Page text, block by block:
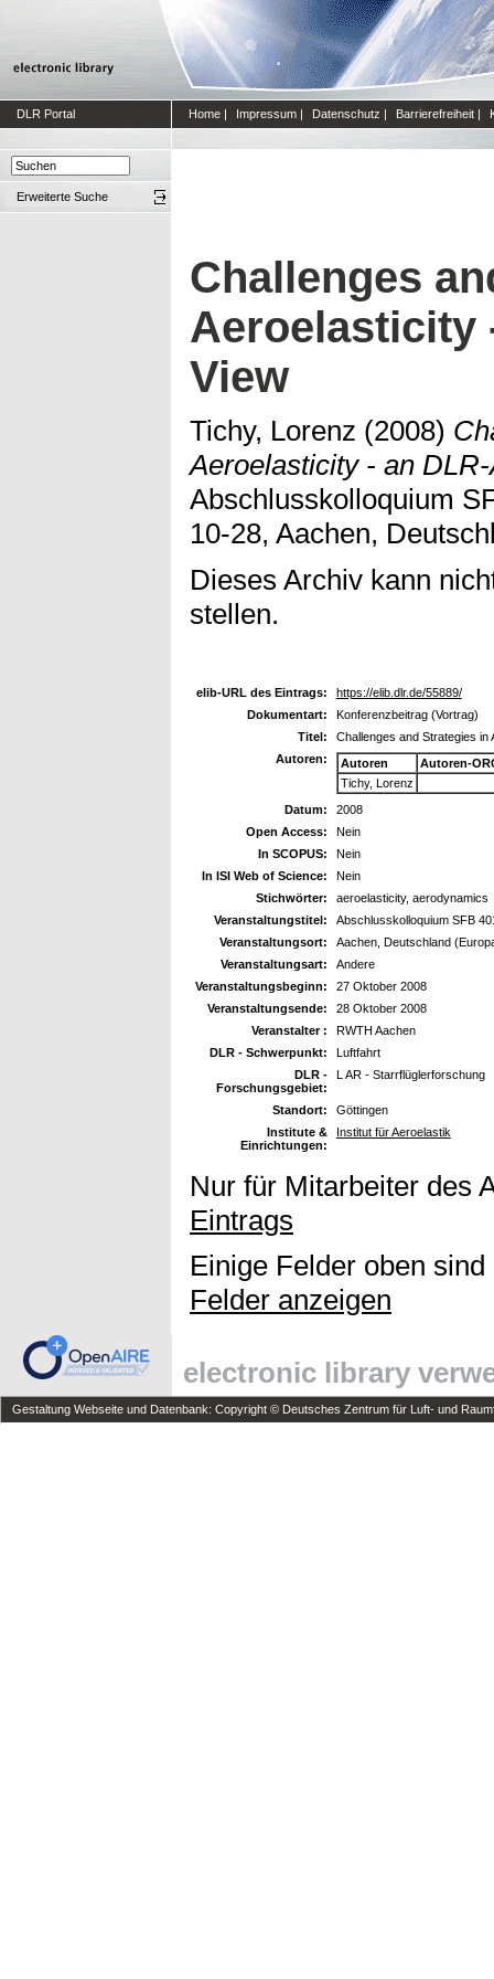
DLR Portal Home | Impressum | Datenschutz | Barrierefreiheit |
Erweiterte Suche
Challenges
Aeroelasticity
View
Tichy, Lorenz (2008)
Aeroelasticity - an
Abschlusskolloquium
10-28, Aachen,
Dieses Archiv kann
stellen.
elib-URL des Eintrags:
https://elib.dlr.de/55889/
Dokumentart:
Konferenzbeitrag (Vortrag)
Titel:
Challenges and Strategies in
Autoren:
Autoren
Autoren-
Tichy, Lorenz
Datum:
2008
Open Access:
Nein
In SCOPUS:
Nein
In ISI Web of Science:
Nein
Stichwörter:
aeroelasticity, aerodynamics
Veranstaltungstitel:
Abschlusskolloquium SFB
Veranstaltungsort:
Aachen, Deutschland
Veranstaltungsart:
Andere
Veranstaltungsbeginn:
27 Oktober 2008
Veranstaltungsende:
28 Oktober 2008
Veranstalter :
RWTH Aachen
DLR - Schwerpunkt:
Luftfahrt
DLR -
Forschungsgebiet:
L AR - Starrflüglerforschung
Standort:
Göttingen
Institute &
Einrichtungen:
Institut für Aeroelastik
Nur für Mitarbeiter des
Eintrags
Einige Felder oben
Felder anzeigen
electronic library
Gestaltung Webseite und Datenbank: Copyright © Deutsches Zentrum für Luft- und